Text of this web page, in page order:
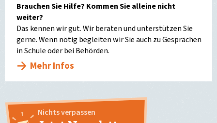
Brauchen Sie Hilfe? Kommen Sie alleine nicht
weiter?
Das kennen wir gut. Wir beraten und unterstützen Sie
gerne. Wenn nötig begleiten wir Sie auch zu Gesprächen
in Schule oder bei Behörden.
Mehr Infos
Nichts verpassen